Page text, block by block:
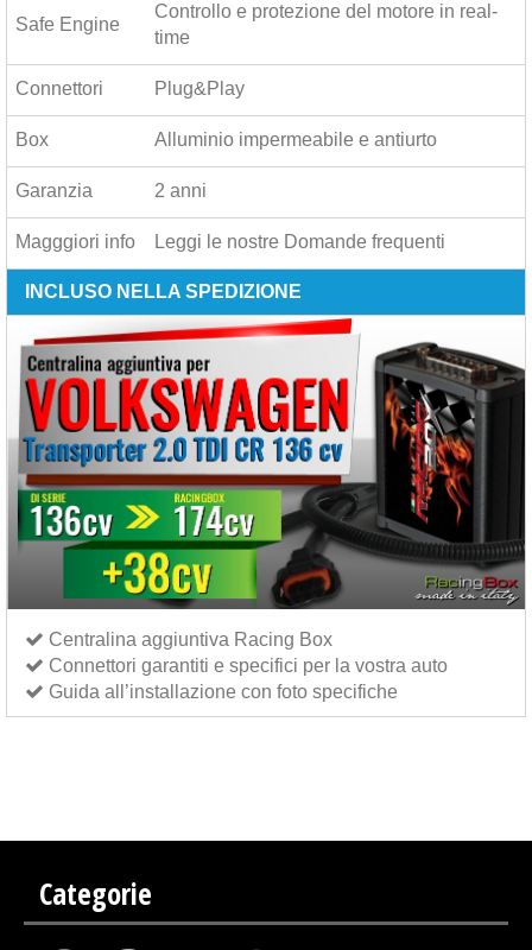
Safe Engine
Controllo e protezione del motore in real-
time
Connettori Plug&Play
Box Alluminio impermeabile e antiurto
Garanzia 2 anni
Magggiori info Leggi le nostre Domande frequenti
INCLUSO NELLA SPEDIZIONE
Centralina aggiuntiva Racing Box
Connettori garantiti e specifici per la vostra auto
Guida all’installazione con foto specifiche
Categorie